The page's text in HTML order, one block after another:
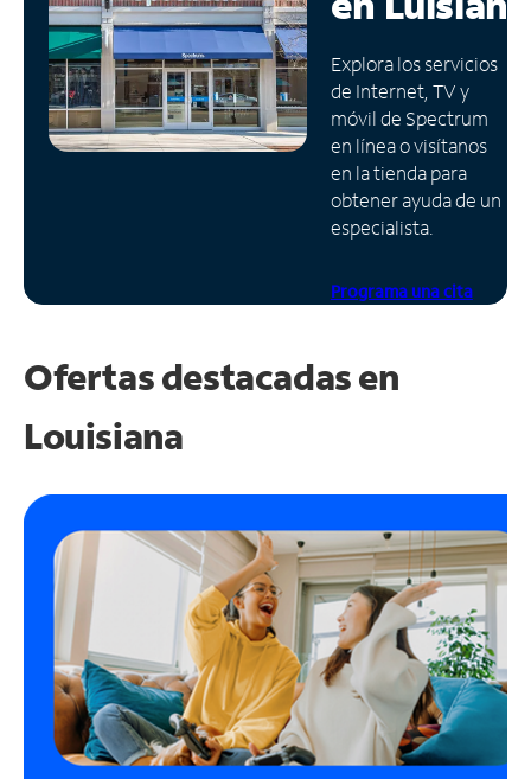
Administrar
cuenta
Encuentra
una
tienda
Explora los servicios
de Internet, TV y
móvil de Spectrum
en línea o visítanos
en la tienda para
obtener ayuda de un
especialista.
Programa una cita
Ofertas destacadas en
Louisiana